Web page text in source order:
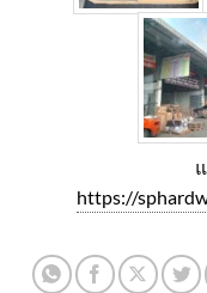
https://